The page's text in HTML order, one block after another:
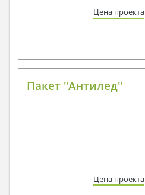
Цена проекта
Пакет "Антилед"
Цена проекта